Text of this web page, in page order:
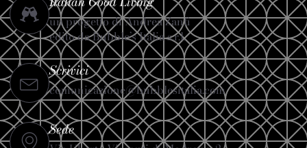
un progetto di Andrea Zanfi
edito da Bubble’s Italia s.r.l.
Scrivici
comunicazione@bubblesitalia.com
Sede